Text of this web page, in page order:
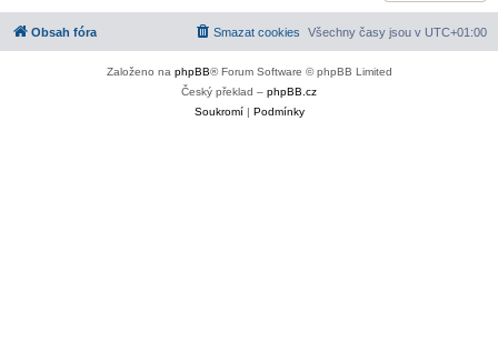
Obsah fóra Všechny časy jsou v UTC+01:00
Smazat cookies
Založeno na phpBB® Forum Software © phpBB Limited
Český překlad – phpBB.cz
Soukromí| Podmínky